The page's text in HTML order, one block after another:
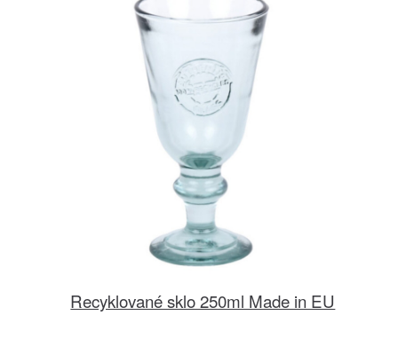
Recyklované sklo 250ml Made in EU